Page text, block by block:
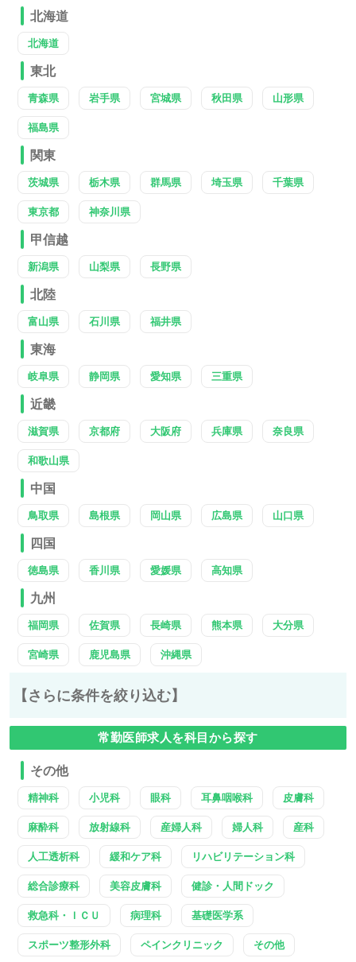
北海道
北海道
東北
青森県 岩手県 宮城県 秋田県 山形県
福島県
関東
茨城県 栃木県 群馬県 埼玉県 千葉県
東京都 神奈川県
甲信越
新潟県 山梨県 長野県
北陸
富山県 石川県 福井県
東海
岐阜県 静岡県 愛知県 三重県
近畿
滋賀県 京都府 大阪府 兵庫県 奈良県
和歌山県
中国
鳥取県 島根県 岡山県 広島県 山口県
四国
徳島県 香川県 愛媛県 高知県
九州
福岡県 佐賀県 長崎県 熊本県 大分県
宮崎県 鹿児島県 沖縄県
【さらに条件を絞り込む】
常勤医師求人を科目から探す
その他
精神科 小児科 眼科 耳鼻咽喉科 皮膚科
麻酔科 放射線科 産婦人科 婦人科 産科
人工透析科 緩和ケア科 リハビリテーション科
総合診療科 美容皮膚科 健診・人間ドック
救急科・ＩＣＵ 病理科 基礎医学系
スポーツ整形外科 ペインクリニック その他